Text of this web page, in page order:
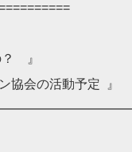
？ 』
協会の活動予定 』